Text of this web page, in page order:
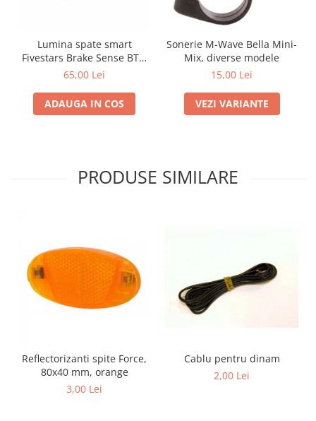
Lumina spate smart
Fivestars Brake Sense BTL-
100, detectie franare, 500
65,00 Lei
ADAUGA IN COS
Sonerie M-Wave Bella Mini-
Mix, diverse modele
15,00 Lei
VEZI VARIANTE
PRODUSE SIMILARE
Reflectorizanti spite Force,
80x40 mm, orange
3,00 Lei
Cablu pentru dinam
2,00 Lei